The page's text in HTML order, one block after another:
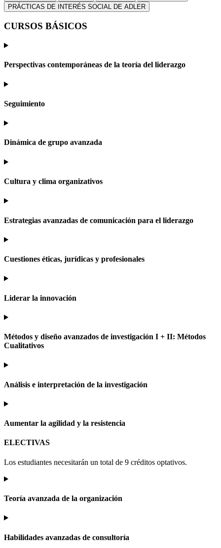
PRÁCTICAS DE INTERÉS SOCIAL DE ADLER
CURSOS BÁSICOS
Perspectivas contemporáneas de la teoría del liderazgo
Seguimiento
Dinámica de grupo avanzada
Cultura y clima organizativos
Estrategias avanzadas de comunicación para el liderazgo
Cuestiones éticas, jurídicas y profesionales
Liderar la innovación
Métodos y diseño avanzados de investigación I + II: Métodos
Cualitativos
Análisis e interpretación de la investigación
Aumentar la agilidad y la resistencia
ELECTIVAS
Los estudiantes necesitarán un total de 9 créditos optativos.
Teoría avanzada de la organización
Habilidades avanzadas de consultoría